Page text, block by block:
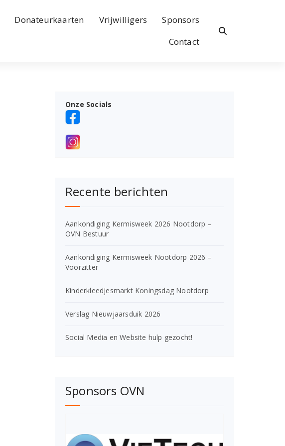
Donateurkaarten Vrijwilligers
Sponsors
Contact
Onze Socials
Recente berichten
Aankondiging Kermisweek 2026 Nootdorp –
OVN Bestuur
Aankondiging Kermisweek Nootdorp 2026 –
Voorzitter
Kinderkleedjesmarkt Koningsdag Nootdorp
Verslag Nieuwjaarsduik 2026
Social Media en Website hulp gezocht!
Sponsors OVN